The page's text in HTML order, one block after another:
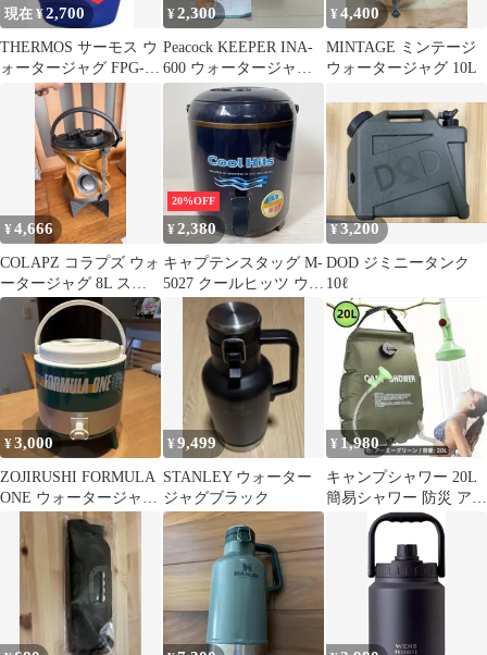
現在 ¥2,700
THERMOS サーモス ウ
ォータージャグ FPG-
1903 1.9L
¥2,300
Peacock KEEPER INA-
600 ウォータージャグ
6.1L
¥4,400
MINTAGE ミンテージ
ウォータージャグ 10L
¥4,666
COLAPZ コラプズ ウォ
ータージャグ 8L スタ
ンド・収納袋・説明
書・外箱付
20%OFF
¥2,380
キャプテンスタッグ M-
5027 クールヒッツ ウォ
ータージャグ 8L #500-
0617-5 保温保冷 ネイビ
ー アウトドア 給水
BBQ コップ付
¥3,200
DOD ジミニータンク
10ℓ
¥3,000
ZOJIRUSHI FORMULA
ONE ウォータージャ
¥9,499
STANLEY ウォーター
ジャグブラック
¥ 1,980
キャンプシャワー 20L
簡易シャワー 防災 アウ
トドア ウォータージ